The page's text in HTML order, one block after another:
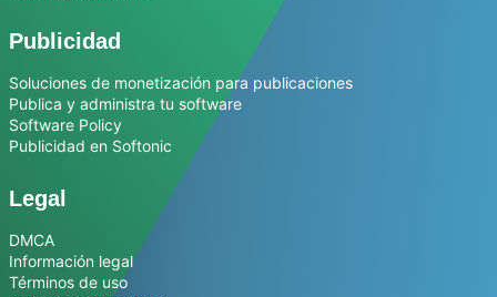
Publicidad
Soluciones de monetización para publicaciones
Publica y administra tu software
Software Policy
Publicidad en Softonic
Legal
DMCA
Información legal
Términos de uso